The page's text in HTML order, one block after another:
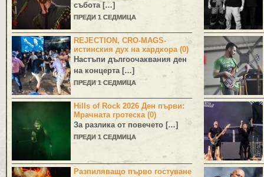
събота […]
ПРЕДИ 1 СЕДМИЦА
REJECTION, CRO-MAGS-
истинския дух на хардкора (0)
Настъпи дългоочаквания ден
на концерта […]
ПРЕДИ 1 СЕДМИЦА
Hills of Rock 2026 Ден първи:
Мрачната гротеска (0)
За разлика от повечето […]
ПРЕДИ 1 СЕДМИЦА
Разпиляващо първо гостуване